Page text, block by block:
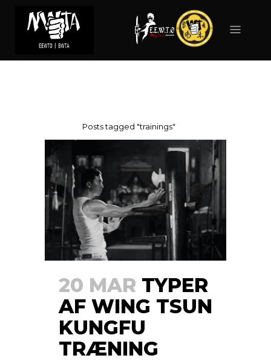
Posts tagged "trainings"
20 MAR TYPER
AF WING TSUN
KUNGFU
TRÆNING